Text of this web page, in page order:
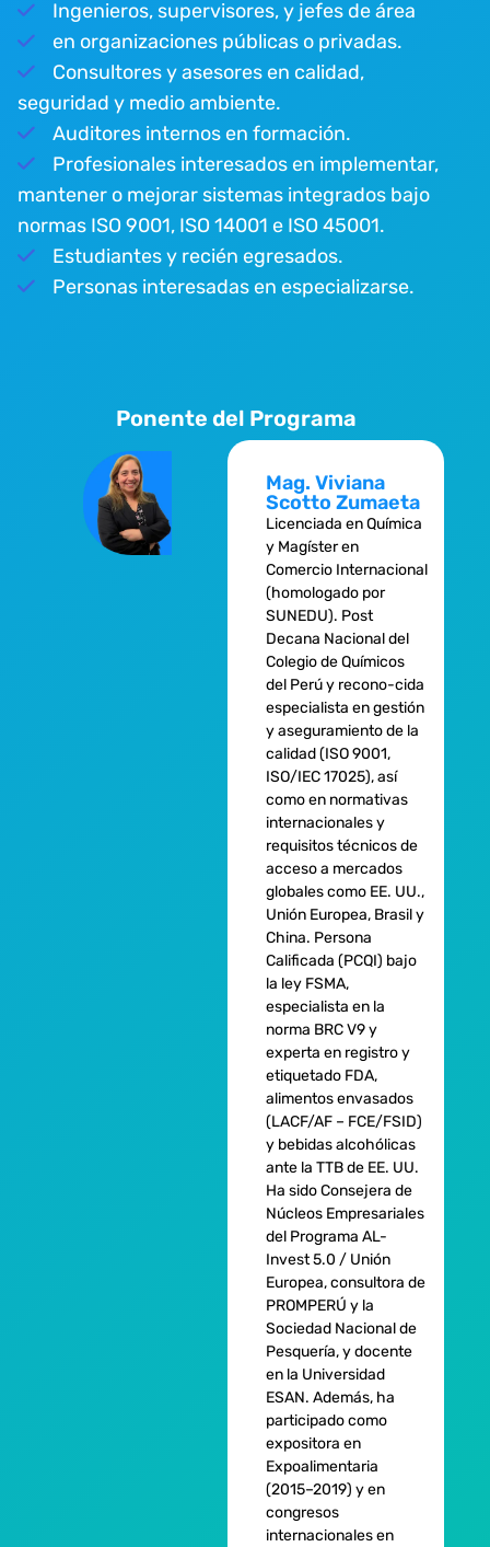
Ponente del Programa
Mag. Viviana
Scotto Zumaeta
Licenciada en Química
y Magíster en
Comercio Internacional
(homologado por
SUNEDU). Post
Decana Nacional del
Colegio de Químicos
del Perú y recono-cida
especialista en gestión
y aseguramiento de la
calidad (ISO 9001,
ISO/IEC 17025), así
como en normativas
internacionales y
requisitos técnicos de
acceso a mercados
globales como EE. UU.,
Unión Europea, Brasil y
China. Persona
Calificada (PCQI) bajo
la ley FSMA,
especialista en la
norma BRC V9 y
experta en registro y
etiquetado FDA,
alimentos envasados
(LACF/AF – FCE/FSID)
y bebidas alcohólicas
ante la TTB de EE. UU.
Ha sido Consejera de
Núcleos Empresariales
del Programa AL-
Invest 5.0 / Unión
Europea, consultora de
PROMPERÚ y la
Sociedad Nacional de
Pesquería, y docente
en la Universidad
ESAN. Además, ha
participado como
expositora en
Expoalimentaria
(2015–2019) y en
congresos
internacionales en
Ingenieros, supervisores, y jefes de área
en organizaciones públicas o privadas.
Consultores y asesores en calidad,
seguridad y medio ambiente.
Auditores internos en formación.
Profesionales interesados en implementar,
mantener o mejorar sistemas integrados bajo
normas ISO 9001, ISO 14001 e ISO 45001.
Estudiantes y recién egresados.
Personas interesadas en especializarse.